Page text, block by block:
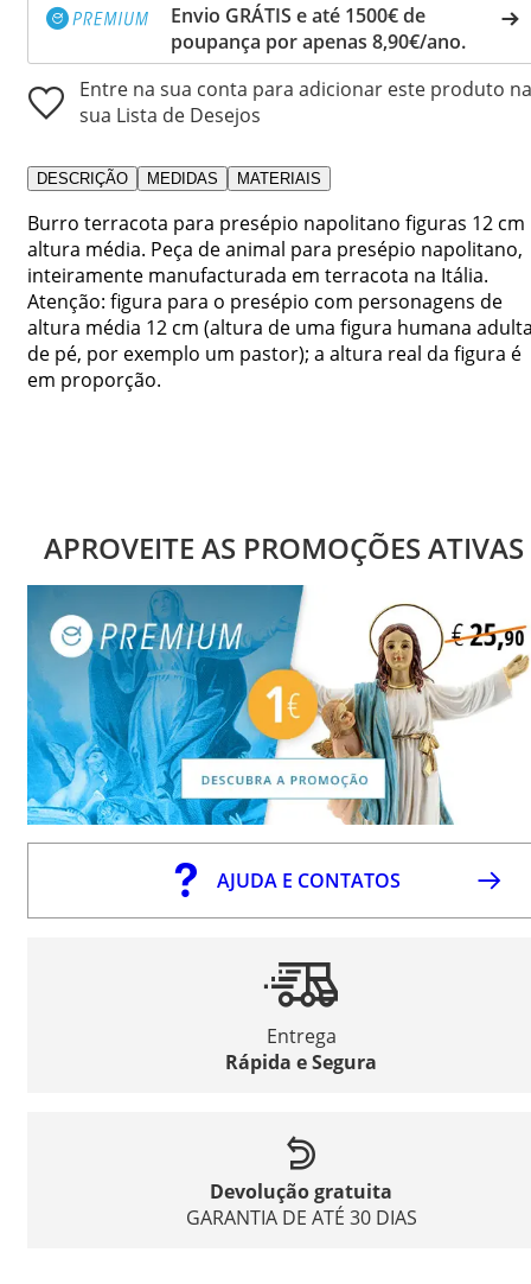
Envio GRÁTIS e até 1500€ de
poupança por apenas 8,90€/ano.
Entre na sua conta para adicionar este produto na
sua Lista de Desejos
DESCRIÇÃO MEDIDAS MATERIAIS
Burro terracota para presépio napolitano figuras 12 cm
altura média. Peça de animal para presépio napolitano,
inteiramente manufacturada em terracota na Itália.
Atenção: figura para o presépio com personagens de
altura média 12 cm (altura de uma figura humana
de pé, por exemplo um pastor); a altura real da figura é
em proporção.
APROVEITE AS PROMOÇÕES ATIVAS
AJUDA E CONTATOS
Entrega
Rápida e Segura
Devolução gratuita
GARANTIA DE ATÉ 30 DIAS